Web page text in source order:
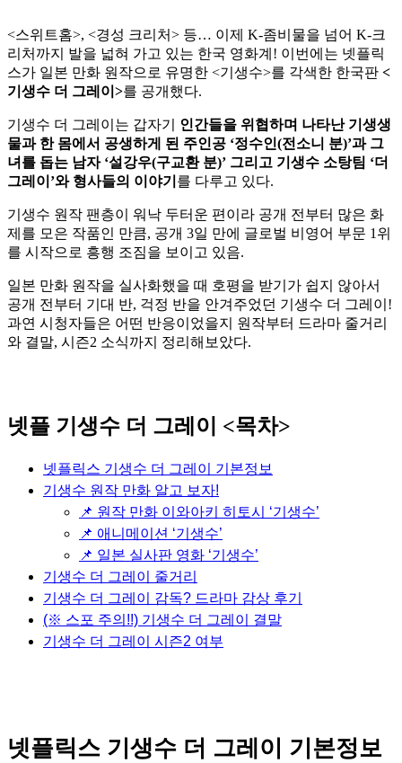
<스위트홈>, <경성 크리처> 등… 이제 K-좀비물을 넘어 K-크
리처까지 발을 넓혀 가고 있는 한국 영화계! 이번에는 넷플릭
스가 일본 만화 원작으로 유명한 <기생수>를 각색한 한국판 <
기생수 더 그레이>를 공개했다.
기생수 더 그레이는 갑자기 인간들을 위협하며 나타난 기생생
물과 한 몸에서 공생하게 된 주인공 ‘정수인(전소니 분)’과 그
녀를 돕는 남자 ‘설강우(구교환 분)’ 그리고 기생수 소탕팀 ‘더
그레이’와 형사들의 이야기 를 다루고 있다.
기생수 원작 팬층이 워낙 두터운 편이라 공개 전부터 많은 화
제를 모은 작품인 만큼, 공개 3일 만에 글로벌 비영어 부문 1위
를 시작으로 흥행 조짐을 보이고 있음.
일본 만화 원작을 실사화했을 때 호평을 받기가 쉽지 않아서
공개 전부터 기대 반, 걱정 반을 안겨주었던 기생수 더 그레이!
과연 시청자들은 어떤 반응이었을지 원작부터 드라마 줄거리
와 결말, 시즌2 소식까지 정리해보았다.
넷플 기생수 더 그레이 <목차>
넷플릭스 기생수 더 그레이 기본정보
기생수 원작 만화 알고 보자!
📌 원작 만화 이와아키 히토시 ‘기생수’
📌 애니메이션 ‘기생수’
📌 일본 실사판 영화 ‘기생수’
기생수 더 그레이 줄거리
기생수 더 그레이 감독? 드라마 감상 후기
(※ 스포 주의!!) 기생수 더 그레이 결말
기생수 더 그레이 시즌2 여부
넷플릭스 기생수 더 그레이 기본정보